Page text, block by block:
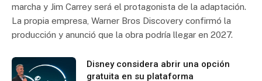
marcha y Jim Carrey será el protagonista de la adaptación.
La propia empresa, Warner Bros Discovery confirmó la
producción y anunció que la obra podría llegar en 2027.
Disney considera abrir una opción
gratuita en su plataforma